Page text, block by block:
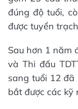
đúng độ tuổi,
được tuyển
Sau hơn 1 năm
và Thi đấu
sang tuổi 12
bắt được các kỹ